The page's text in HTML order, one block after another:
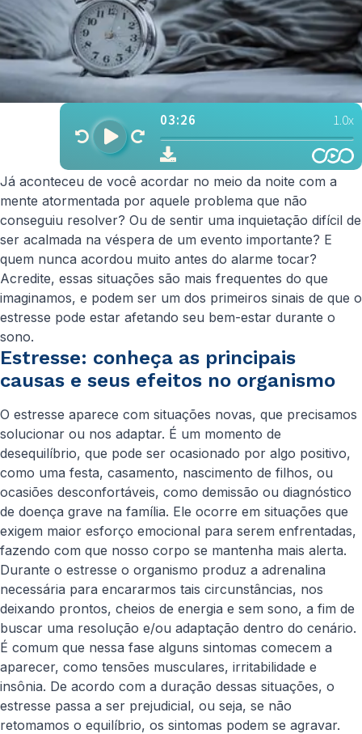
Já aconteceu de você acordar no meio da noite com a
mente atormentada por aquele problema que não
conseguiu resolver? Ou de sentir uma inquietação difícil de
ser acalmada na véspera de um evento importante? E
quem nunca acordou muito antes do alarme tocar?
Acredite, essas situações são mais frequentes do que
imaginamos, e podem ser um dos primeiros sinais de que o
estresse pode estar afetando seu bem-estar durante o
sono.
Estresse: conheça as principais
causas e seus efeitos no organismo
O estresse aparece com situações novas, que precisamos
solucionar ou nos adaptar. É um momento de
desequilíbrio, que pode ser ocasionado por algo positivo,
como uma festa, casamento, nascimento de filhos, ou
ocasiões desconfortáveis, como demissão ou diagnóstico
de doença grave na família. Ele ocorre em situações que
exigem maior esforço emocional para serem enfrentadas,
fazendo com que nosso corpo se mantenha mais alerta.
Durante o estresse o organismo produz a adrenalina
necessária para encararmos tais circunstâncias, nos
deixando prontos, cheios de energia e sem sono, a fim de
buscar uma resolução e/ou adaptação dentro do cenário.
É comum que nessa fase alguns sintomas comecem a
aparecer, como tensões musculares, irritabilidade e
insônia. De acordo com a duração dessas situações, o
estresse passa a ser prejudicial, ou seja, se não
retomamos o equilíbrio, os sintomas podem se agravar.